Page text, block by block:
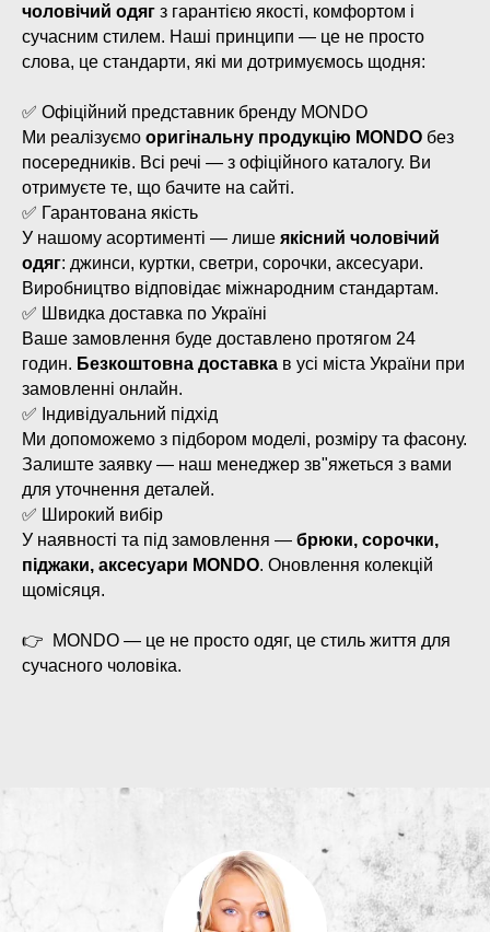
чоловічий одяг з гарантією якості, комфортом і
сучасним стилем. Наші принципи — це не просто
слова, це стандарти, які ми дотримуємось щодня:
✅ Офіційний представник бренду MONDO
Ми реалізуємо оригінальну продукцію MONDO без
посередників. Всі речі — з офіційного каталогу. Ви
отримуєте те, що бачите на сайті.
✅ Гарантована якість
У нашому асортименті — лише якісний чоловічий
одяг: джинси, куртки, светри, сорочки, аксесуари.
Виробництво відповідає міжнародним стандартам.
✅ Швидка доставка по Україні
Ваше замовлення буде доставлено протягом 24
годин. Безкоштовна доставка в усі міста України при
замовленні онлайн.
✅ Індивідуальний підхід
Ми допоможемо з підбором моделі, розміру та фасону.
Залиште заявку — наш менеджер зв"яжеться з вами
для уточнення деталей.
✅ Широкий вибір
У наявності та під замовлення — брюки, сорочки,
піджаки, аксесуари MONDO. Оновлення колекцій
щомісяця.
👉 MONDO — це не просто одяг, це стиль життя для
сучасного чоловіка.